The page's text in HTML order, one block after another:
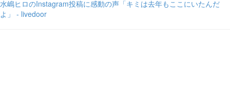
水嶋ヒロのInstagram投稿に感動の声「キミは去年もここにいたんだ
よ」 - livedoor